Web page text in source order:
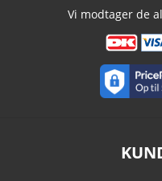
Vi modtager de